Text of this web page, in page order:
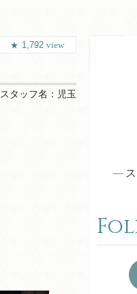
1,792 view
スタッフ名： 児玉